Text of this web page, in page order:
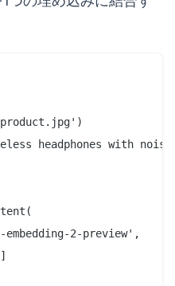
headphones with
embedding-2-preview',